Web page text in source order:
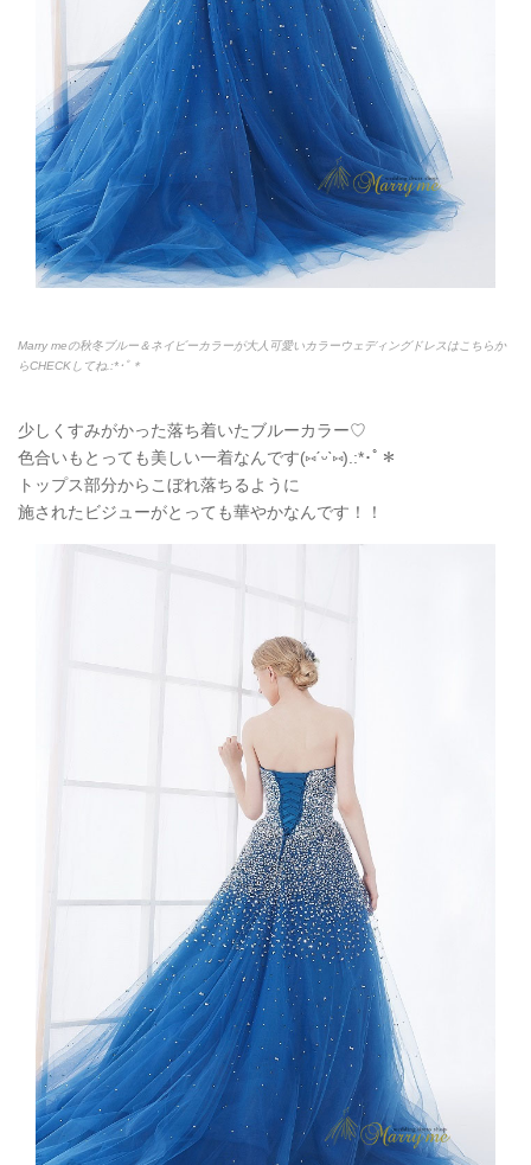
Marry meの秋冬ブルー＆ネイビーカラーが大人可愛いカラーウェディングドレスはこちらか
らCHECKしてね.:*･ﾟ＊
少しくすみがかった落ち着いたブルーカラー♡
色合いもとっても美しい一着なんです(⑅ˊᵕˋ⑅).:*･ﾟ＊
トップス部分からこぼれ落ちるように
施されたビジューがとっても華やかなんです！！